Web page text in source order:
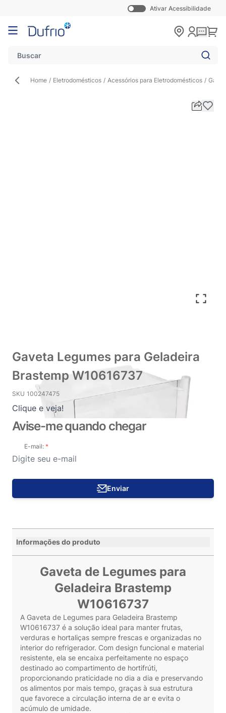
Ativar Acessibilidade
Pular para o conteúdo
Home / Eletrodomésticos / Acessórios para Eletrodomésticos /
Gaveta Legumes para Geladeira
Brastemp W10616737
SKU 100247475
Clique e veja!
Avise-me quando chegar
E-mail:
Enviar
Informações do produto
Gaveta de Legumes para
Geladeira Brastemp
W10616737
A Gaveta de Legumes para Geladeira Brastemp
W10616737 é a solução ideal para manter frutas,
verduras e hortaliças sempre frescas e organizadas no
interior do refrigerador. Com design funcional e material
resistente, ela se encaixa perfeitamente no espaço
destinado ao compartimento de hortifrúti,
proporcionando praticidade no dia a dia e preservando
os alimentos por mais tempo, graças à sua estrutura
que favorece a circulação interna de ar e evita o
acúmulo de umidade.